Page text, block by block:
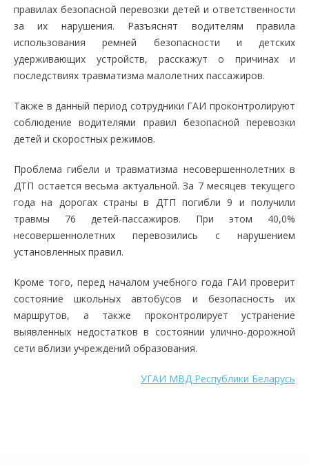
правилах безопасной перевозки детей и ответственности
за их нарушения. Разъяснят водителям правила
использования ремней безопасности и детских
удерживающих устройств, расскажут о причинах и
последствиях травматизма малолетних пассажиров.
Также в данный период сотрудники ГАИ проконтролируют
соблюдение водителями правил безопасной перевозки
детей и скоростных режимов.
Проблема гибели и травматизма несовершеннолетних в
ДТП остается весьма актуальной. За 7 месяцев текущего
года на дорогах страны в ДТП погибли 9 и получили
травмы 76 детей-пассажиров. При этом 40,0%
несовершеннолетних перевозились с нарушением
установленных правил.
Кроме того, перед началом учебного года ГАИ проверит
состояние школьных автобусов и безопасность их
маршрутов, а также проконтролирует устранение
выявленных недостатков в состоянии улично-дорожной
сети вблизи учреждений образования.
УГАИ МВД Республики Беларусь